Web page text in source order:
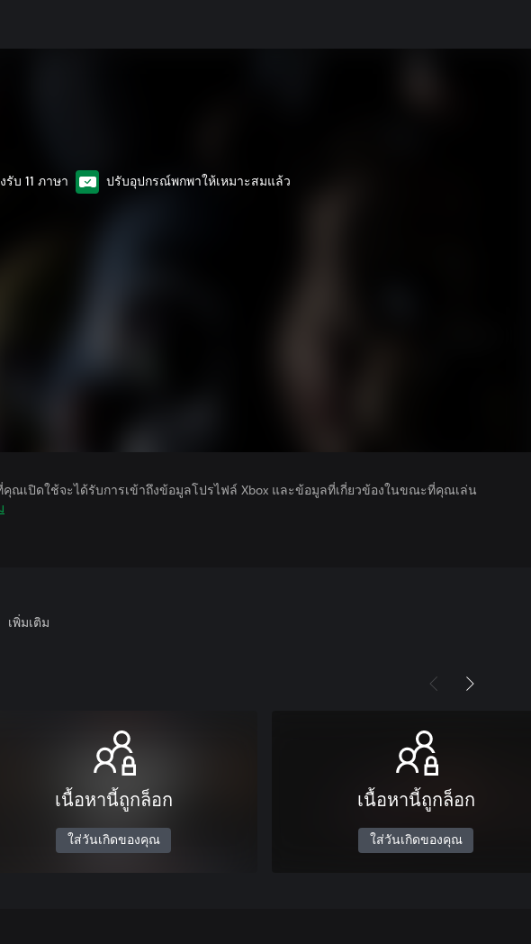
รับ 11 ภาษา ปรับอุปกรณ์พกพาให้เหมาะสมแล้ว
คุณเปิดใช้จะได้รับการเข้าถึงข้อมูลโปรไฟล์ Xbox และข้อมูลที่เกี่ยวข้องในขณะที่คุณเล่น
เพิ่มเติม
เนื้อหานี้ถูกล็อก
ใส่วันเกิดของคุณ
เนื้อหานี้ถูกล็อก
ใส่วันเกิดของคุณ